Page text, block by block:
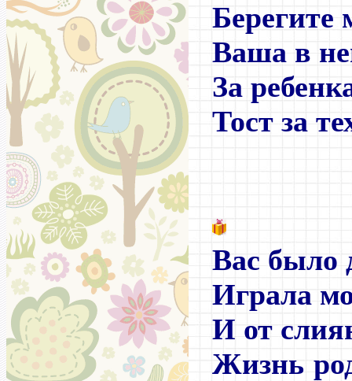
Ваша в
За
Тост за
Вас было
Играла
И от
Жизнь